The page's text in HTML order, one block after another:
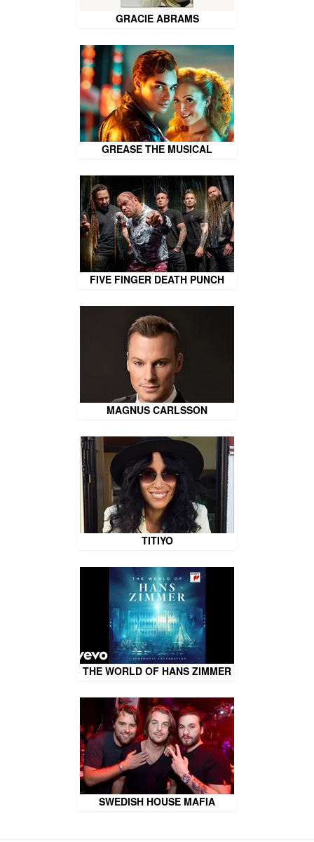
GRACIE ABRAMS
GREASE THE MUSICAL
FIVE FINGER DEATH PUNCH
MAGNUS CARLSSON
TITIYO
THE WORLD OF HANS ZIMMER
SWEDISH HOUSE MAFIA